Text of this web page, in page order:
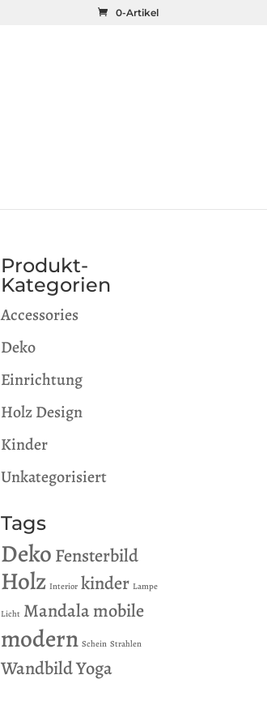
0-Artikel
Produkt-
Kategorien
Accessories
Deko
Einrichtung
Holz Design
Kinder
Unkategorisiert
Tags
DekoFensterbild
Holz Interior kinder Lampe
Licht Mandalamobile
modern Schein Strahlen
WandbildYoga